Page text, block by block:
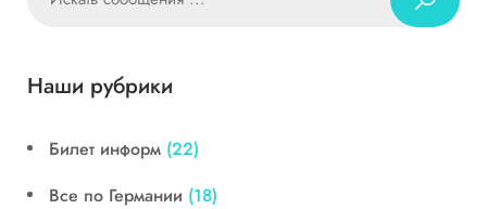
Наши рубрики
Билет информ (22)
Все по Германии (18)